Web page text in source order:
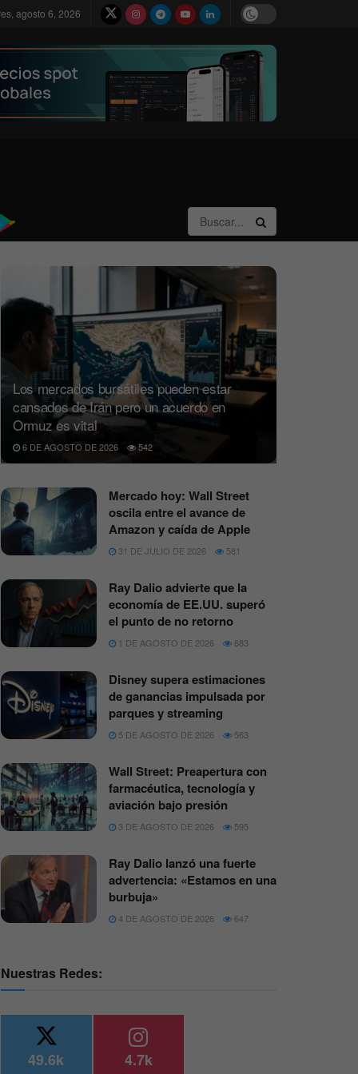
agosto 6, 2026
Los mercados bursátiles pueden estar
cansados de Irán pero un acuerdo en
Ormuz es vital
6 DE AGOSTO DE 2026 542
Mercado hoy: Wall Street
oscila entre el avance de
Amazon y caída de Apple
31 DE JULIO DE 2026 581
Ray Dalio advierte que la
economía de EE.UU. superó
el punto de no retorno
1 DE AGOSTO DE 2026 683
Disney supera estimaciones
de ganancias impulsada por
parques y streaming
5 DE AGOSTO DE 2026 563
Wall Street: Preapertura con
farmacéutica, tecnología y
aviación bajo presión
3 DE AGOSTO DE 2026 595
Ray Dalio lanzó una fuerte
advertencia: «Estamos en una
burbuja»
4 DE AGOSTO DE 2026 647
Nuestras Redes:
49.6k 4.7k